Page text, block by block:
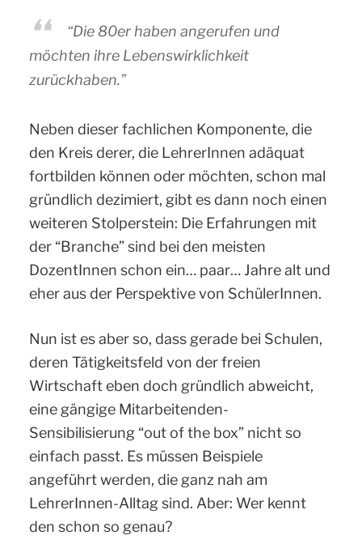
“Die 80er haben angerufen und
möchten ihre Lebenswirklichkeit
zurückhaben.”
Neben dieser fachlichen Komponente, die
den Kreis derer, die LehrerInnen adäquat
fortbilden können oder möchten, schon mal
gründlich dezimiert, gibt es dann noch einen
weiteren Stolperstein: Die Erfahrungen mit
der “Branche” sind bei den meisten
DozentInnen schon ein… paar… Jahre alt und
eher aus der Perspektive von SchülerInnen.
Nun ist es aber so, dass gerade bei Schulen,
deren Tätigkeitsfeld von der freien
Wirtschaft eben doch gründlich abweicht,
eine gängige Mitarbeitenden-
Sensibilisierung “out of the box” nicht so
einfach passt. Es müssen Beispiele
angeführt werden, die ganz nah am
LehrerInnen-Alltag sind. Aber: Wer kennt
den schon so genau?